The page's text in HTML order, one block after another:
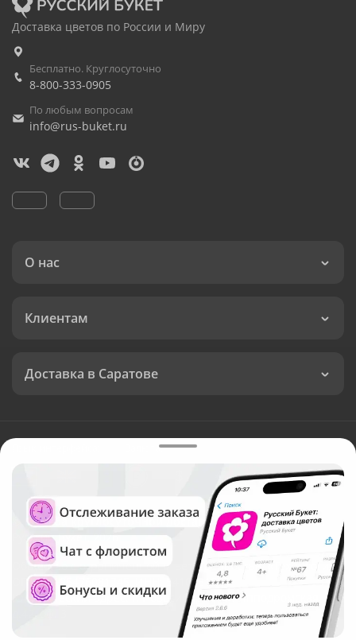
Доставка цветов по России и Миру
Бесплатно. Круглосуточно
8-800-333-0905
По любым вопросам
info@rus-buket.ru
О нас
Клиентам
Доставка в Саратове
Валюта:
Служба круглосуточной доставки цветов в Саратове
Русский Букет, 2026
Общество с ограниченной ответственностью «Технология»
ОГРН: 1195476081745, ИНН: 5410081997
Юридический адрес: г. Новосибирск, ул. Ипподромская,